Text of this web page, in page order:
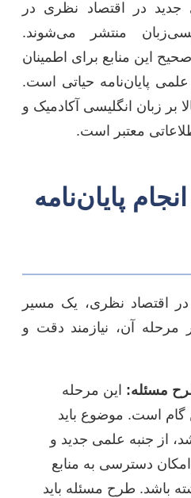
در اقتصاد نظری در
منتشر می‌شوند.
این منابع برای اطمینان
علمی پایان‌نامه حیاتی است.
بر زبان انگلیسی آکادمیک و
معتبر است.
پایان‌نامه
در اقتصاد نظری، یک مسیر
آن، نیازمند دقت و
مسئله: این مرحله
گام است. موضوع باید
از جنبه علمی جدید و
دسترسی به منابع
باشد. طرح مسئله باید